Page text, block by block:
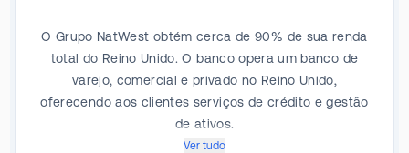
O Grupo NatWest obtém cerca de 90% de sua renda
total do Reino Unido. O banco opera um banco de
varejo, comercial e privado no Reino Unido,
oferecendo aos clientes serviços de crédito e gestão
de ativos.
Ver tudo